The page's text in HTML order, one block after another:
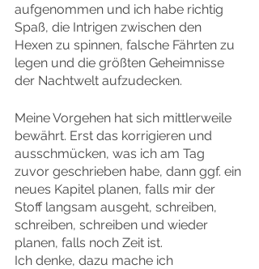
aufgenommen und ich habe richtig
Spaß, die Intrigen zwischen den
Hexen zu spinnen, falsche Fährten zu
legen und die größten Geheimnisse
der Nachtwelt aufzudecken.
Meine Vorgehen hat sich mittlerweile
bewährt. Erst das korrigieren und
ausschmücken, was ich am Tag
zuvor geschrieben habe, dann ggf. ein
neues Kapitel planen, falls mir der
Stoff langsam ausgeht, schreiben,
schreiben, schreiben und wieder
planen, falls noch Zeit ist.
Ich denke, dazu mache ich